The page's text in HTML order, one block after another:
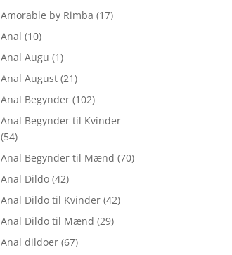
Amorable by Rimba (17)
Anal (10)
Anal Augu (1)
Anal August (21)
Anal Begynder (102)
Anal Begynder til Kvinder
(54)
Anal Begynder til Mænd (70)
Anal Dildo (42)
Anal Dildo til Kvinder (42)
Anal Dildo til Mænd (29)
Anal dildoer (67)